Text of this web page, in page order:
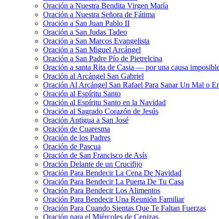
Oración a Nuestra Bendita Virgen María
Oración a Nuestra Señora de Fátima
Oración a San Juan Pablo II
Oración a San Judas Tadeo
Oración a San Marcos Evangelista
Oración a San Miguel Arcángel
Oración a San Padre Pío de Pietrelcina
Oración a santa Rita de Casia — por una causa
Oración al Arcángel San Gabriel
Oración Al Arcángel San Rafael Para Sanar Un Mal o
Oración al Espíritu Santo
Oración al Espíritu Santo en la Navidad
Oración al Sagrado Corazón de Jesús
Oración Antigua a San José
Oración de Cuaresma
Oración de los Padres
Oración de Pascua
Oración de San Francisco de Asís
Oración Delante de un Crucifijo
Oración Para Bendecir La Cena De Navidad
Oración Para Bendecir La Puerta De Tu Casa
Oración Para Bendecir Los Alimentos
Oración Para Bendecir Una Reunión Familiar
Oración Para Cuando Sientas Que Te Faltan Fuerzas
Oración para el Miércoles de Cenizas